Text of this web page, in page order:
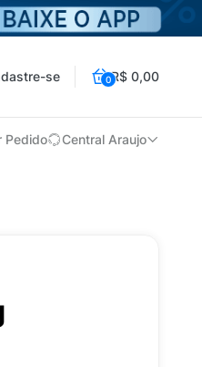
se 0R$ 0,00
Pedido Central Araujo